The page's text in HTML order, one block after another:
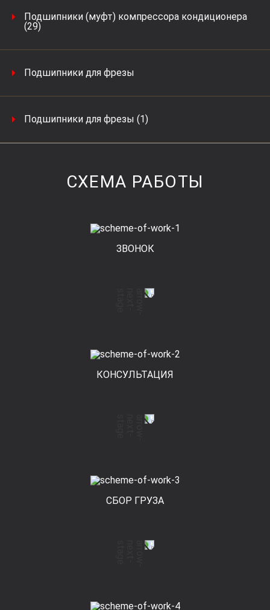
Подшипники (муфт) компрессора кондиционера
(29)
Подшипники для фрезы
Подшипники для фрезы (1)
СХЕМА РАБОТЫ
ЗВОНОК
КОНСУЛЬТАЦИЯ
СБОР ГРУЗА